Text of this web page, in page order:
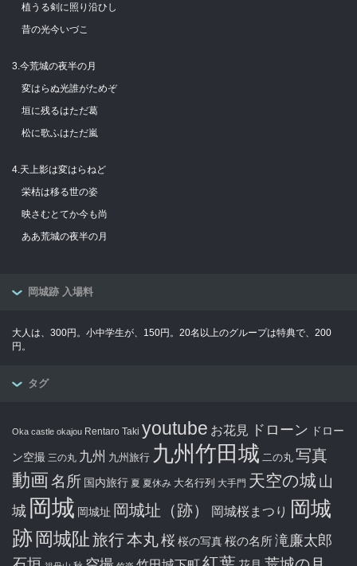
植うる剣に照り沿ひし
昔の光今いづこ
3.今荒城の夜半の月
変はらぬ光誰がためぞ
垣に残るはただ葛
松に歌ふはただ嵐
4.天上影は変はらねど
栄枯は移る世の姿
映さむとてか今も尚
ああ荒城の夜半の月
岡城跡 入場料
大人は、300円。小中学生が、150円。20名以上のグループは特典で、200
円。
タグ
Oka castle okajou Rentaro Taki youtube お花見 ドローン ドロー
ン空撮 三の丸 九州 九州旅行 九州竹田城 二の丸 写真
動画名所 国内旅行 夏 夏休み 大名行列 大手門 天空の城 山
城 岡城 岡城址 岡城址（跡） 岡城桜まつり 岡城
跡 岡城阯旅行本丸桜桜の写真桜の名所滝廉太郎